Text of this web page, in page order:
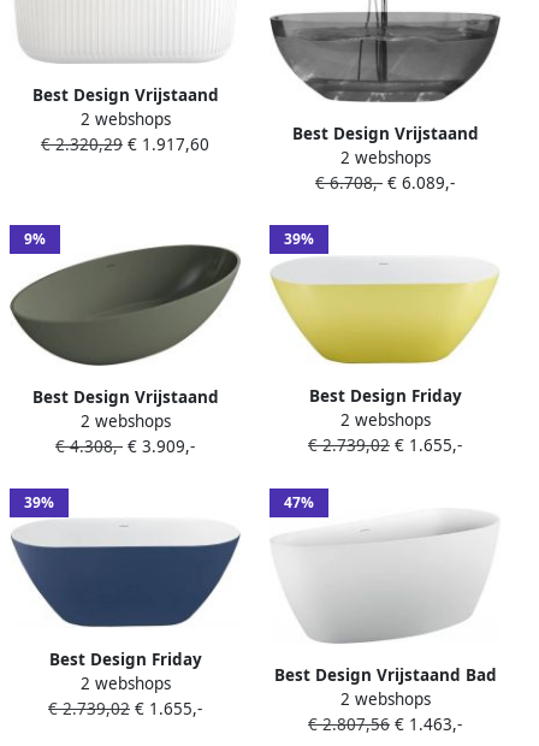
Best Design Vrijstaand
Ligbad Ribbd 170x78x60 cm
Mat Wit Incl. Waste
2 webshops
€ 2.320,29 € 1.917,60
Best Design Vrijstaand
Ligbad 170x78x56 cm Resin
Transparant Zwart
2 webshops
€ 6.708,- € 6.089,-
9%
Best Design Vrijstaand
Ligbad Just Solid 180x85x52
cm Army Green
2 webshops
€ 4.308,- € 3.909,-
39%
Best Design Friday
vrijstaand bad
178x78x60cm acryl geel wit
2 webshops
€ 2.739,02 € 1.655,-
39%
Best Design Friday
vrijstaand bad
178x78x60cm acryl blauw
2 webshops
€ 2.739,02 € 1.655,-
47%
Best Design Vrijstaand Bad
Best-Design Monday
170x78x60 cm Druppel
2 webshops
€ 2.807,56 € 1.463,-